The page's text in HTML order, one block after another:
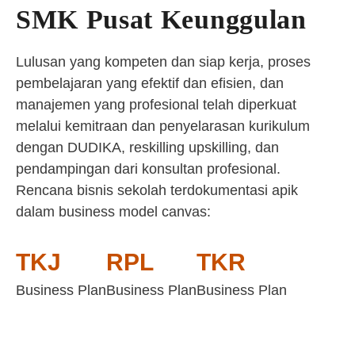
SMK Pusat Keunggulan
Lulusan yang kompeten dan siap kerja, proses
pembelajaran yang efektif dan efisien, dan
manajemen yang profesional telah diperkuat
melalui kemitraan dan penyelarasan kurikulum
dengan DUDIKA, reskilling upskilling, dan
pendampingan dari konsultan profesional.
Rencana bisnis sekolah terdokumentasi apik
dalam business model canvas:
TKJ
Business Plan
RPL
Business Plan
TKR
Business Plan